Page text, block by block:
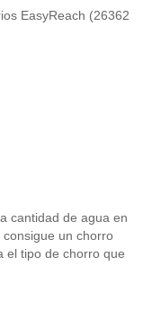
EasyReach (26362
cantidad de agua en
un chorro
el tipo de chorro que